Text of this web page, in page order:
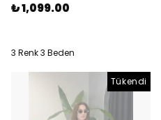
₺ 1,099.00
3 Renk 3 Beden
Tükendi